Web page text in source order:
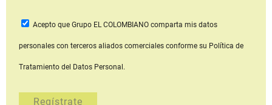
Acepto que Grupo EL COLOMBIANOcomparta mis datos
personales con terceros aliados comerciales conforme su Política de
Tratamiento del Datos Personal.